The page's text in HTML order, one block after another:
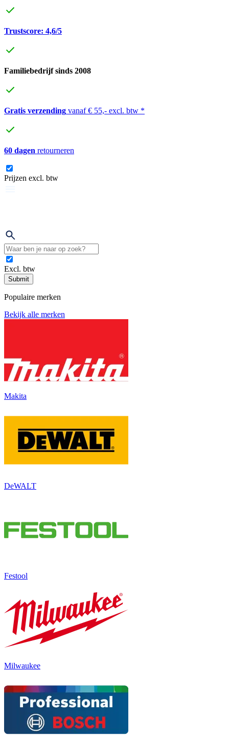
Trustscore: 4,6/5
Familiebedrijf sinds 2008
Gratis verzending vanaf € 55,- excl. btw *
60 dagen retourneren
Prijzen excl. btw
Excl. btw
Submit
Populaire merken
Bekijk alle merken
Makita
DeWALT
Festool
Milwaukee